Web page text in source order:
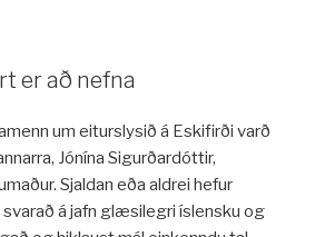
er að nefna
um eiturslysið á Eskifirði varð
Jónína Sigurðardóttir,
Sjaldan eða aldrei hefur
á jafn glæsilegri íslensku og